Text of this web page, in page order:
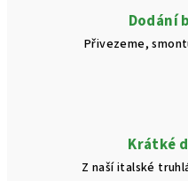
Dodání
Přivezeme,
Krátké
Z naší italské